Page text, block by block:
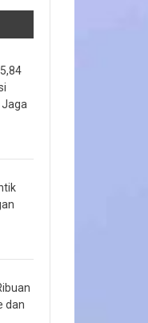
dan